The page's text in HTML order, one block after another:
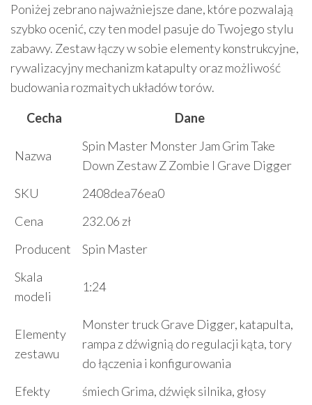
Poniżej zebrano najważniejsze dane, które pozwalają
szybko ocenić, czy ten model pasuje do Twojego stylu
zabawy. Zestaw łączy w sobie elementy konstrukcyjne,
rywalizacyjny mechanizm katapulty oraz możliwość
budowania rozmaitych układów torów.
Cecha
Dane
Nazwa
Spin Master Monster Jam Grim Take
Down Zestaw Z Zombie I Grave Digger
SKU
2408dea76ea0
Cena
232.06 zł
Producent
Spin Master
Skala
modeli
1:24
Elementy
zestawu
Monster truck Grave Digger, katapulta,
rampa z dźwignią do regulacji kąta, tory
do łączenia i konfigurowania
Efekty
śmiech Grima, dźwięk silnika, głosy